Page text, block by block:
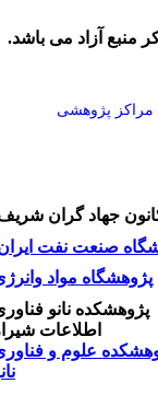
منبع آزاد می باشد.
پژوهشی
جهاد گران شریف
صنعت نفت ایران
پژوهشگاه مواد وانرژی
پژوهشکده نانو فناوری
اطلاعات شیراز
علوم و فناوری
نانو